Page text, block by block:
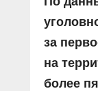
за
на
более